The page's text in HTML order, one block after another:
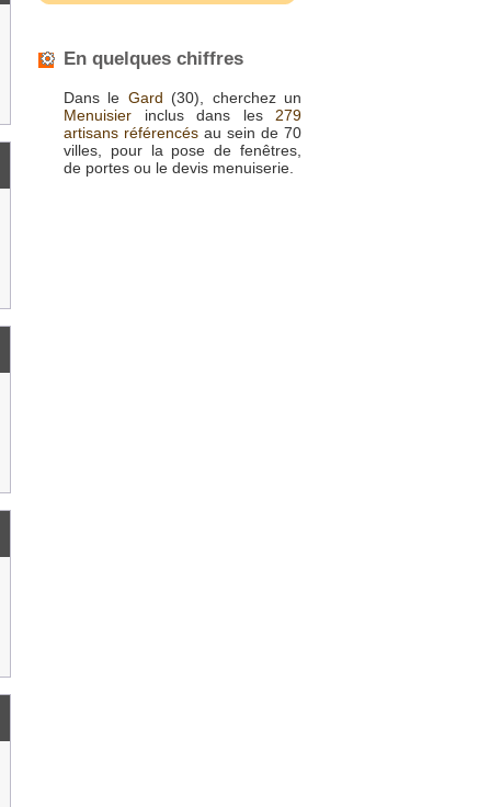
En quelques chiffres
Dans le Gard (30), cherchez un
Menuisier inclus dans les 279
artisans référencés au sein de 70
villes, pour la pose de fenêtres,
de portes ou le devis menuiserie.